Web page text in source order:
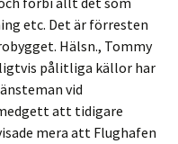
etc. Det är förresten
Hälsn., Tommy
pålitliga källor har
vid
att tidigare
mera att Flughafen